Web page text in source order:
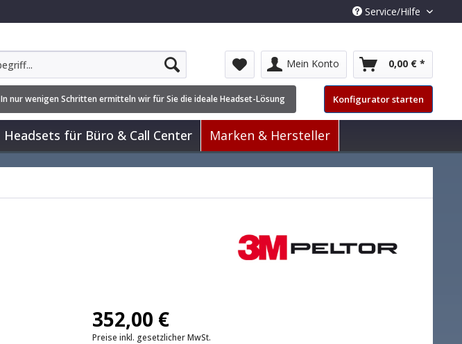
Service/Hilfe
Mein Konto 0,00 € *
In nur wenigen Schritten ermitteln wir für Sie die ideale Headset-Lösung Konfigurator starten
Headsets für Büro & Call Center Marken & Hersteller
352,00 €
Preise inkl. gesetzlicher MwSt.